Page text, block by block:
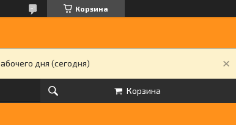
Корзина
дня (сегодня)
Корзина